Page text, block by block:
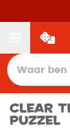
Clear
Puzzel